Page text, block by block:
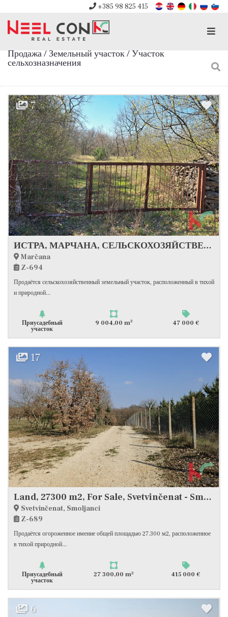
+385 98 825 415
Продажа / Земельный участок / Участок
сельхозназначения
7
ИСТРА, МАРЧАНА, СЕЛЬСКОХОЗЯЙСТВЕННЫЙ ЗЕМЕЛЬНЫЙ УЧАСТОК #ПРОДАЖА
Marčana
Z-694
Продаётся сельскохозяйственный земельный участок, расположенный в тихой
и природной...
Приусадебный
участок
9 004,00 m2 47 000 €
17
Land, 27300 m2, For Sale, Svetvinčenat - Smoljanci
Svetvinčenat, Smoljanci
Z-689
Продаётся огороженное имение общей площадью 27.300 м2, расположенное
в тихой природной...
Приусадебный
участок
27 300,00 m2 415 000 €
6